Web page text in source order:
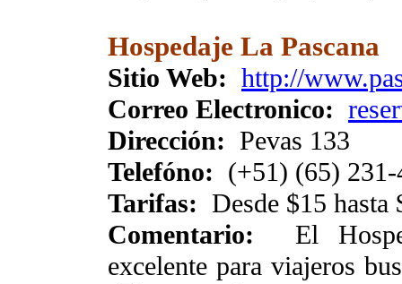
Hospedaje La Pascana
Sitio Web: http://
Correo Electronico:
Dirección: Pevas 133
Telefóno: (+51) (65) 231-
Tarifas: Desde $15 hasta
Comentario:
El
excelente para viajeros